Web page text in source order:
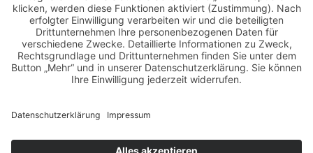
MIT FREUNDLICHER UNTERSTÜTZUNG
UNSERER PARTNER-SPORTVEREINE